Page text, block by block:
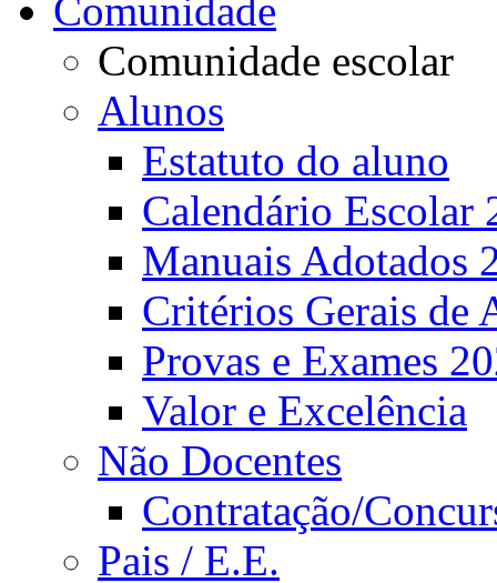
Comunidade
Comunidade escolar
Alunos
Estatuto do aluno
Calendário Escolar
Manuais Adotados
Critérios Gerais de
Provas e Exames
Valor e Excelência
Não Docentes
Contratação/
Pais / E.E.